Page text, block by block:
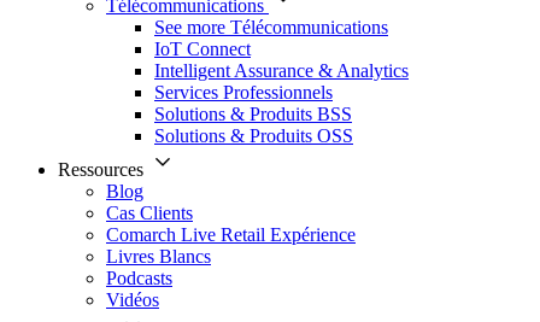
Télécommunications
See more Télécommunications
IoT Connect
Intelligent Assurance & Analytics
Services Professionnels
Solutions & Produits BSS
Solutions & Produits OSS
Ressources
Blog
Cas Clients
Comarch Live Retail Expérience
Livres Blancs
Podcasts
Vidéos